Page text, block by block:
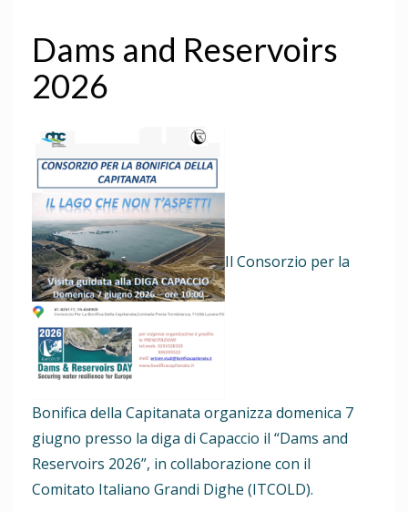
Dams and Reservoirs
2026
Il Consorzio per la
Bonifica della Capitanata organizza domenica 7
giugno presso la diga di Capaccio il “Dams and
Reservoirs 2026”, in collaborazione con il
Comitato Italiano Grandi Dighe (ITCOLD).